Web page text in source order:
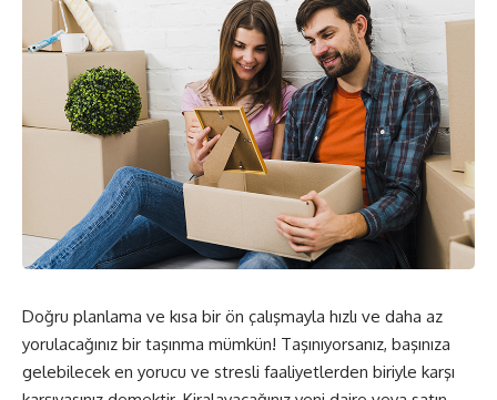
Doğru planlama ve kısa bir ön çalışmayla hızlı ve daha az
yorulacağınız bir taşınma mümkün! Taşınıyorsanız, başınıza
gelebilecek en yorucu ve stresli faaliyetlerden biriyle karşı